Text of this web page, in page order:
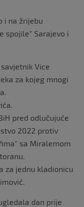
i na žrijebu
spojile” Sarajevo i
Vice
za kojeg mnogi
pred odlučujuće
2022 protiv
sa Miralemom
za jednu kladionicu
dan prije